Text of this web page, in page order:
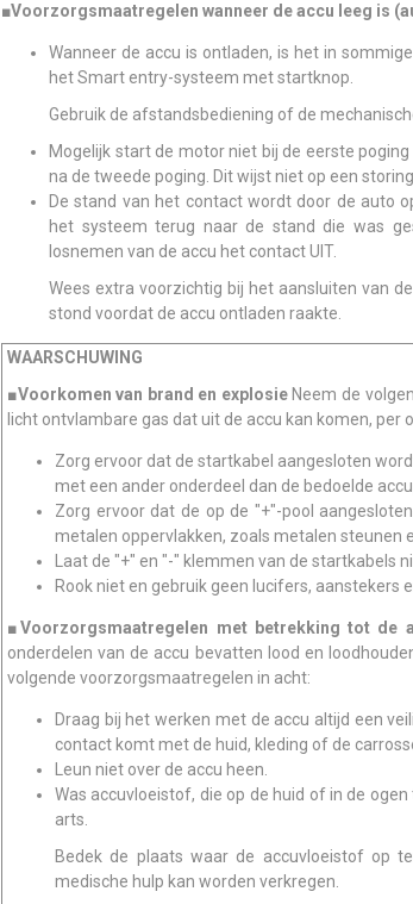
■Voorzorgsmaatregelen wanneer de accu leeg is
Wanneer de accu is ontladen, is het in
het Smart entry-systeem met startknop.
Gebruik de afstandsbediening of de
Mogelijk start de motor niet bij de eerste
na de tweede poging. Dit wijst niet op een storing.
De stand van het contact wordt door de auto
het systeem terug naar de stand die was
losnemen van de accu het contact UIT.
Wees extra voorzichtig bij het aansluiten van
stond voordat de accu ontladen raakte.
WAARSCHUWING
■Voorkomen van brand en explosie Neem de
licht ontvlambare gas dat uit de accu kan komen, per
Zorg ervoor dat de startkabel aangesloten
met een ander onderdeel dan de bedoelde
Zorg ervoor dat de op de "+"-pool
metalen oppervlakken, zoals metalen steunen
Laat de "+" en "-" klemmen van de startkabels
Rook niet en gebruik geen lucifers, aanstekers
■Voorzorgsmaatregelen met betrekking tot de
onderdelen van de accu bevatten lood en
volgende voorzorgsmaatregelen in acht:
Draag bij het werken met de accu altijd een
contact komt met de huid, kleding of de
Leun niet over de accu heen.
Was accuvloeistof, die op de huid of in de
arts.
Bedek de plaats waar de accuvloeistof op
medische hulp kan worden verkregen.